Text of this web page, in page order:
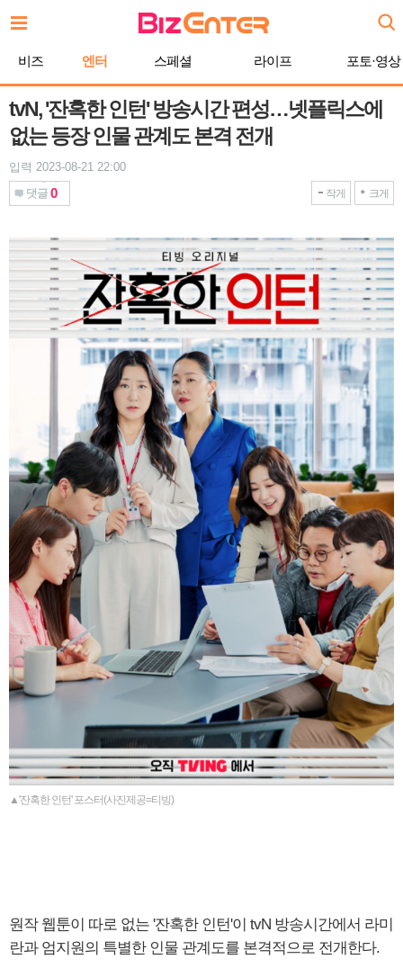
문
비즈 엔터 스페셜 라이프 포토·영상
tvN, '잔혹한 인턴' 방송시간 편성…넷플릭스에
없는 등장 인물 관계도 본격 전개
입력 2023-08-21 22:00
댓글 0 작게 크게
▲'잔혹한 인턴' 포스터(사진제공=티빙)
원작 웹툰이 따로 없는 '잔혹한 인턴'이 tvN 방송시간에서 라미
란과 엄지원의 특별한 인물 관계도를 본격적으로 전개한다.